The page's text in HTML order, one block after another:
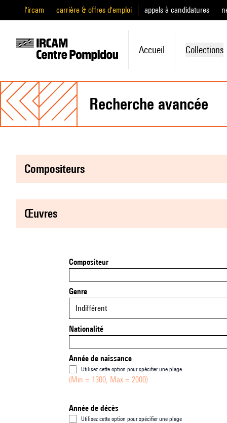
l'ircam carrière & offres d'emploi appels à candidatures
Accueil Collections
recherche avancée
compositeurs
œuvres
Compositeur
Genre
Indifférent
Nationalité
Année de naissance
Utilisez cette option pour spécifier une plage
(Min = 1300, Max = 2000)
Année de décès
Utilisez cette option pour spécifier une plage